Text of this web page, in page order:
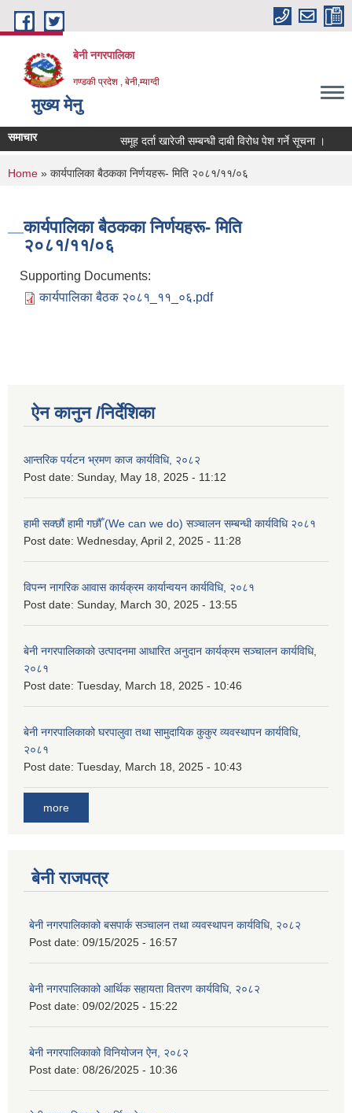
Skip to main content
बेनी नगरपालिका
गण्डकी प्रदेश , बेनी,म्याग्दी
मुख्य मेनु
समाचार समूह दर्ता खारेजी सम्बन्धी दाबी विरोध पेश गर्ने सूचना ।
You are here
Home » कार्यपालिका बैठकका निर्णयहरू- मिति २०८१/११/०६
कार्यपालिका बैठकका निर्णयहरू- मिति
२०८१/११/०६
Supporting Documents:
कार्यपालिका बैठक २०८१_११_०६.pdf
ऐन कानुन /निर्देशिका
आन्तरिक पर्यटन भ्रमण काज कार्यविधि, २०८२
Post date: Sunday, May 18, 2025 - 11:12
हामी सक्छौं हामी गछौँ (We can we do) सञ्चालन सम्बन्धी कार्यविधि २०८१
Post date: Wednesday, April 2, 2025 - 11:28
विपन्न नागरिक आवास कार्यक्रम कार्यान्वयन कार्यविधि, २०८१
Post date: Sunday, March 30, 2025 - 13:55
बेनी नगरपालिकाको उत्पादनमा आधारित अनुदान कार्यक्रम सञ्‍चालन कार्यविधि,
२०८१
Post date: Tuesday, March 18, 2025 - 10:46
बेनी नगरपालिकाको घरपालुवा तथा सामुदायिक कुकुर व्यवस्थापन कार्यविधि,
२०८१
Post date: Tuesday, March 18, 2025 - 10:43
more
बेनी राजपत्र
बेनी नगरपालिकाको बसपार्क सञ्चालन तथा व्यवस्थापन कार्यविधि, २०८२
Post date: 09/15/2025 - 16:57
बेनी नगरपालिकाको आर्थिक सहायता वितरण कार्यविधि, २०८२
Post date: 09/02/2025 - 15:22
बेनी नगरपालिकाको विनियोजन ऐन, २०८२
Post date: 08/26/2025 - 10:36